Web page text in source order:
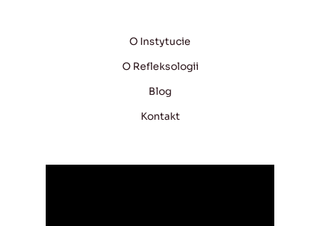
O Instytucie
O Refleksologii
Blog
Kontakt